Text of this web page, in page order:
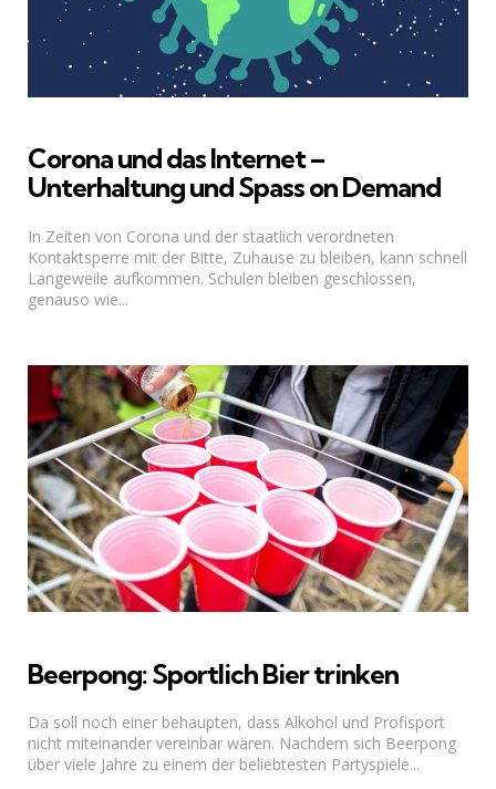
Corona und das Internet –
Unterhaltung und Spass on Demand
In Zeiten von Corona und der staatlich verordneten
Kontaktsperre mit der Bitte, Zuhause zu bleiben, kann schnell
Langeweile aufkommen. Schulen bleiben geschlossen,
genauso wie...
Beerpong: Sportlich Bier trinken
Da soll noch einer behaupten, dass Alkohol und Profisport
nicht miteinander vereinbar wären. Nachdem sich Beerpong
über viele Jahre zu einem der beliebtesten Partyspiele...